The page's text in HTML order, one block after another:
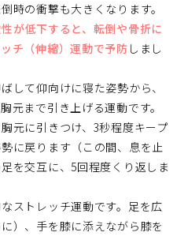
時の衝撃も大きくなります。
が低下すると、転倒や骨折に
チ（伸縮）運動で予防 しまし
して仰向けに寝た姿勢から、
元まで引き上げる運動です。
元に引きつけ、3秒程度キープ
に戻ります（この間、息を止
を交互に、5回程度くり返しま
ストレッチ運動です。足を広
）、手を膝に添えながら膝を